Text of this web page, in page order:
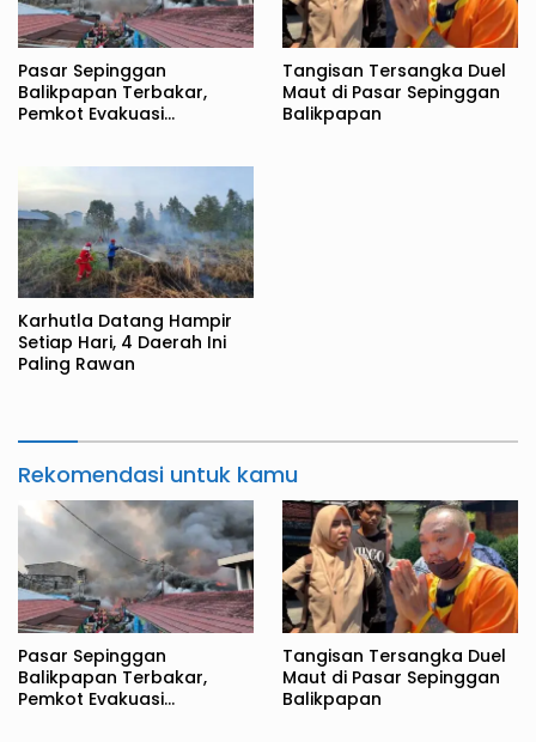
Pasar Sepinggan
Balikpapan Terbakar,
Pemkot Evakuasi
Tangisan Tersangka Duel
Maut di Pasar Sepinggan
Balikpapan
Karhutla Datang Hampir
Setiap Hari, 4 Daerah Ini
Paling Rawan
Rekomendasi untuk kamu
Pasar Sepinggan
Balikpapan Terbakar,
Pemkot Evakuasi
Tangisan Tersangka Duel
Maut di Pasar Sepinggan
Balikpapan